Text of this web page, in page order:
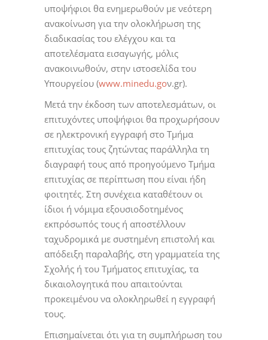
υποψήφιοι θα ενημερωθούν με νεότερη
ανακοίνωση για την ολοκλήρωση της
διαδικασίας του ελέγχου και τα
αποτελέσματα εισαγωγής, μόλις
ανακοινωθούν, στην ιστοσελίδα του
Υπουργείου (www.minedu.goν.gr).
Μετά την έκδοση των αποτελεσμάτων, οι
επιτυχόντες υποψήφιοι θα προχωρήσουν
σε ηλεκτρονική εγγραφή στο Τμήμα
επιτυχίας τους ζητώντας παράλληλα τη
διαγραφή τους από προηγούμενο Τμήμα
επιτυχίας σε περίπτωση που είναι ήδη
φοιτητές. Στη συνέχεια καταθέτουν οι
ίδιοι ή νόμιμα εξουσιοδοτημένος
εκπρόσωπός τους ή αποστέλλουν
ταχυδρομικά με συστημένη επιστολή και
απόδειξη παραλαβής, στη γραμματεία της
Σχολής ή του Τμήματος επιτυχίας, τα
δικαιολογητικά που απαιτούνται
προκειμένου να ολοκληρωθεί η εγγραφή
τους.
Επισημαίνεται ότι για τη συμπλήρωση του